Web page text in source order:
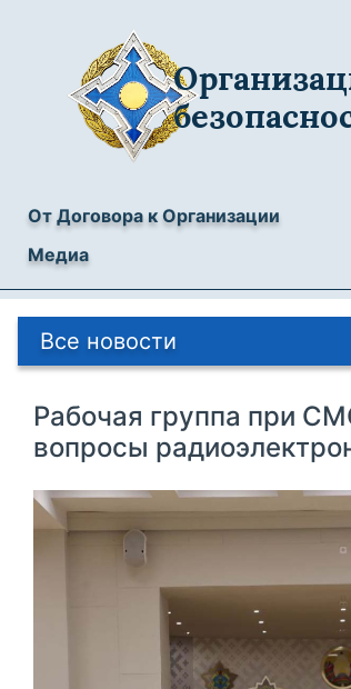
От Договора к Организации
Медиа
Все новости
Рабочая группа при
вопросы